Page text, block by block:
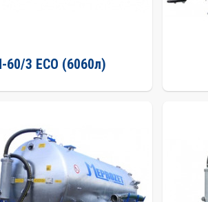
60/3 ECO (6060л)